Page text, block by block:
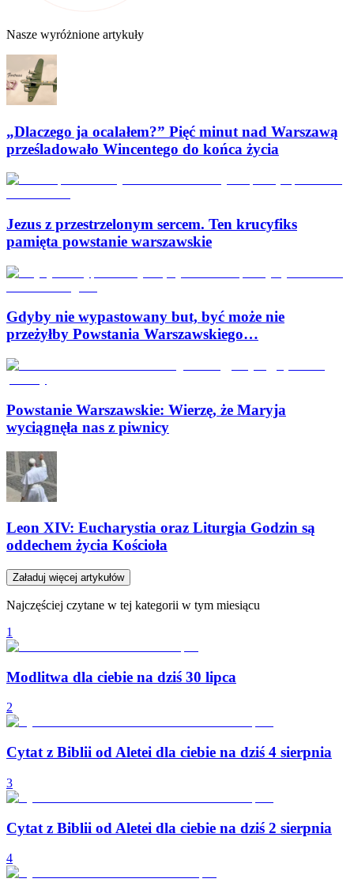
Nasze wyróżnione artykuły
„Dlaczego ja ocalałem?” Pięć minut nad Warszawą
prześladowało Wincentego do końca życia
Jezus z przestrzelonym sercem. Ten krucyfiks
pamięta powstanie warszawskie
Gdyby nie wypastowany but, być może nie
przeżyłby Powstania Warszawskiego…
Powstanie Warszawskie: Wierzę, że Maryja
wyciągnęła nas z piwnicy
Leon XIV: Eucharystia oraz Liturgia Godzin są
oddechem życia Kościoła
Załaduj więcej artykułów
Najczęściej czytane w tej kategorii w tym miesiącu
1
Modlitwa dla ciebie na dziś 30 lipca
2
Cytat z Biblii od Aletei dla ciebie na dziś 4 sierpnia
3
Cytat z Biblii od Aletei dla ciebie na dziś 2 sierpnia
4